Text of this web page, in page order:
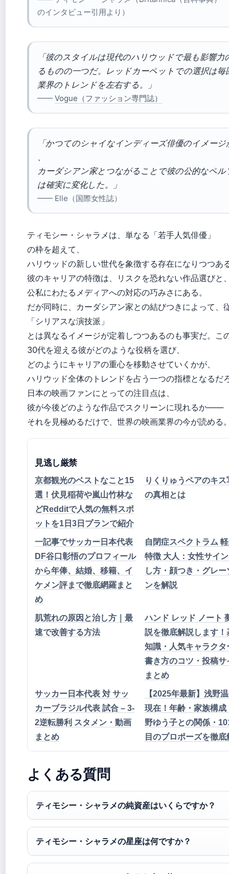
のインタビュー引用より）
「彼のスタイルは現代のハリウッドで最も影響力
るものの一つだ。レッドカーペットでの選択は毎
業界のトレンドを左右する。」
—— Vogue（ファッション専門誌）
「かつてのシャイなインディーズ俳優のイメージ
、
カーダシアン家とつながることで彼の公的なペル
は確実に変化した。」
—— Elle（国際女性誌）
ティモシー・シャラメは、単なる「若手人気俳優」
の枠を超えて、
ハリウッドの新しい世代を象徴する存在になりつつあ
彼のキャリアの特徴は、リスクを恐れない作品選びと
公私にわたるメディアへの対応の巧みさにある。
だが同時に、カーダシアン家との結びつきによって、
「シリアスな演技派」
とは異なるイメージが定着しつつあるのも事実だ。こ
30代を迎える彼がどのような役柄を選び、
どのようにキャリアの重心を移動させていくかが、
ハリウッド全体のトレンドを占う一つの指標となるだ
日本の映画ファンにとっての注目点は、
彼が今後どのような作品でスクリーンに現れるか——
それを見極めるだけで、世界の映画業界の今が読める
見逃し厳禁
京都観光のベストなこと15
選！伏見稲荷や嵐山竹林な
どRedditで人気の無料スポ
ットを1日3日プランで紹介
りくりゅうペアのキス
の真相とは
一記事でサッカー日本代表
DF谷口彰悟のプロフィール
から年俸、結婚、移籍、イ
ケメン評まで徹底網羅まと
め
自閉症スペクトラム
特徴 大人：女性サイ
し方・顔つき・グレー
ンを解説
肌荒れの原因と治し方｜最
速で改善する方法
ハンド レッド ノート
説を徹底解説します！
知識・人気キャラクタ
書き方のコツ・投稿サ
まとめ
サッカー日本代表 対 サッ
カーブラジル代表 試合 – 3-
2逆転勝利 スタメン・動画
まとめ
【2025年最新】浅野
現在！年齢・家族構成
野ゆう子との関係・
目のプロポーズを徹底
よくある質問
ティモシー・シャラメの純資産はいくらですか？
ティモシー・シャラメの星座は何ですか？